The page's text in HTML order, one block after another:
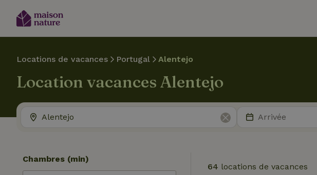
Locations de vacances Portugal Alentejo
Location vacances Alentejo
64 locations de vacances
Chambres (min)